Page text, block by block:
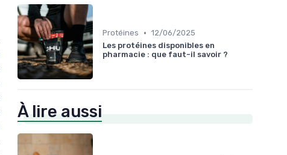
Protéines • 12/06/2025
Les protéines disponibles en
pharmacie : que faut-il savoir ?
À lire aussi